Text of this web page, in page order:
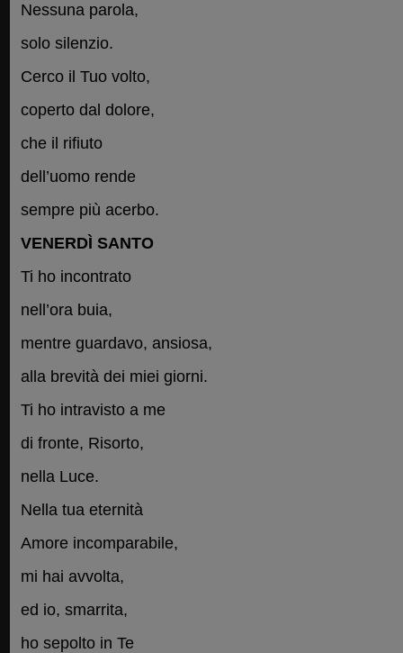
Nessuna parola,
solo silenzio.
Cerco il Tuo volto,
coperto dal dolore,
che il rifiuto
dell’uomo rende
sempre più acerbo.
VENERDÌ SANTO
Ti ho incontrato
nell’ora buia,
mentre guardavo, ansiosa,
alla brevità dei miei giorni.
Ti ho intravisto a me
di fronte, Risorto,
nella Luce.
Nella tua eternità
Amore incomparabile,
mi hai avvolta,
ed io, smarrita,
ho sepolto in Te